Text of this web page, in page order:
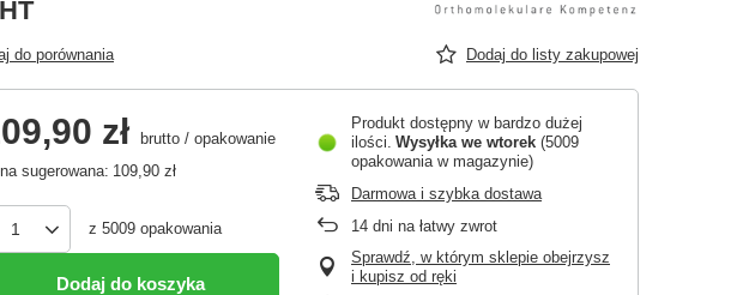
do porównania Dodaj do listy zakupowej
zł brutto / opakowanie
sugerowana: 109,90 zł
z 5009 opakowania
Dodaj do koszyka
Produkt dostępny w bardzo dużej
ilości Wysyłka we wtorek (5009
opakowania w magazynie)
Darmowa i szybka dostawa
14 dni na łatwy zwrot
Sprawdź, w którym sklepie obejrzysz
i kupisz od ręki